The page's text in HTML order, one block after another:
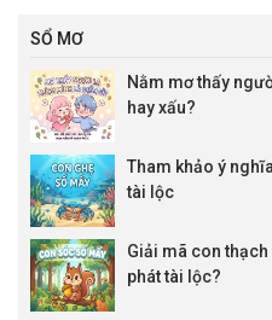
SỔ MƠ
Nằm mơ thấy
hay xấu?
Tham khảo ý
tài lộc
Giải mã con
phát tài lộc?